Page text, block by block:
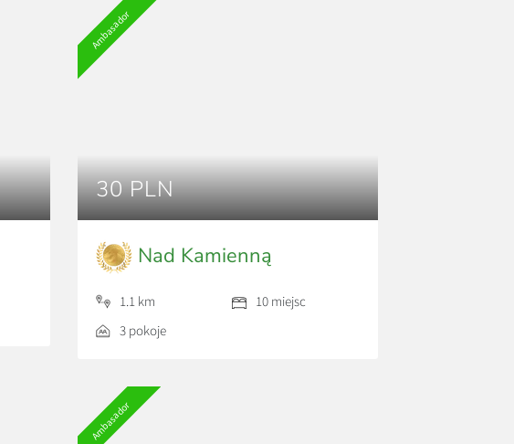
Ambasador
30 PLN
Nad Kamienną
1.1 km
10 miejsc
3 pokoje
Ambasador